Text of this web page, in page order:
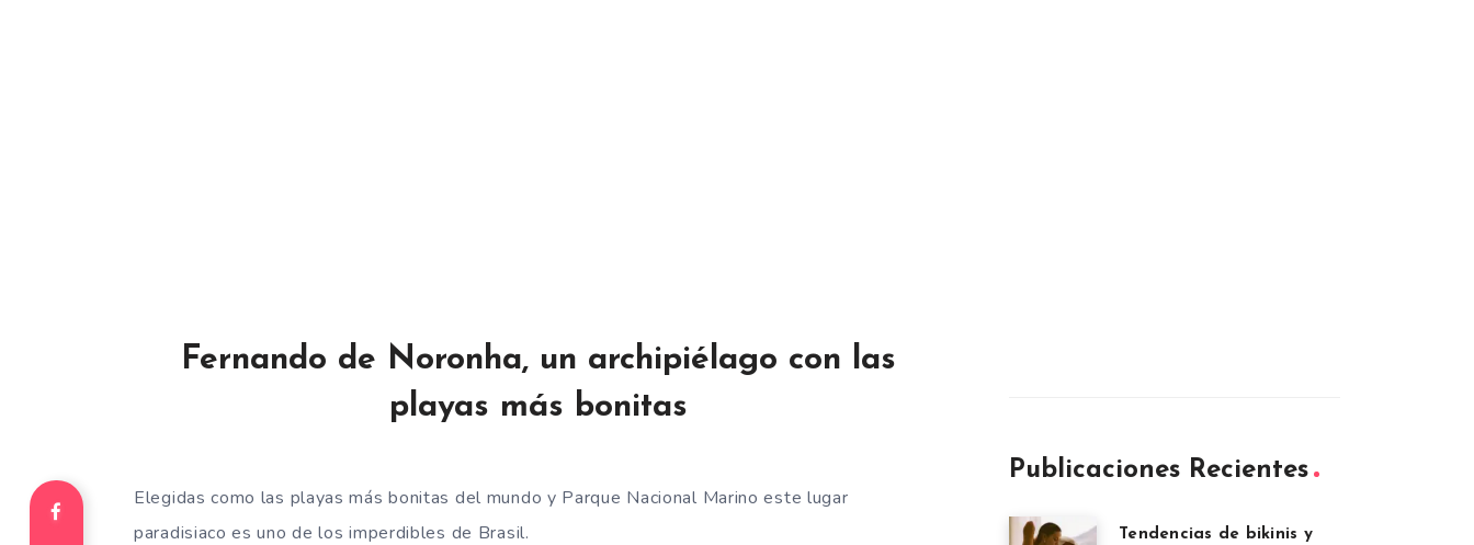
Fernando de Noronha, un archipiélago con las
playas más bonitas
Elegidas como las playas más bonitas del mundo y Parque Nacional Marino este lugar
paradisiaco es uno de los imperdibles de Brasil.
Publicaciones Recientes
Tendencias de bikinis y